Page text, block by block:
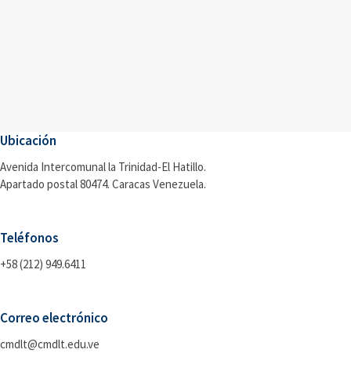
Ubicación
Avenida Intercomunal la Trinidad-El Hatillo.
Apartado postal 80474. Caracas Venezuela.
Teléfonos
+58 (212) 949.6411
Correo electrónico
cmdlt@cmdlt.edu.ve